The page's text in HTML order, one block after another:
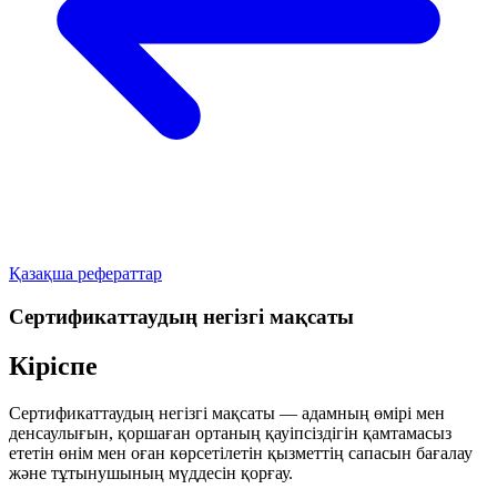
Қазақша рефераттар
Сертификаттаудың негізгі мақсаты
Кіріспе
Сертификаттаудың негізгі мақсаты — адамның өмірі мен
денсаулығын, қоршаған ортаның қауіпсіздігін қамтамасыз
ететін өнім мен оған көрсетілетін қызметтің сапасын бағалау
және тұтынушының мүддесін қорғау.